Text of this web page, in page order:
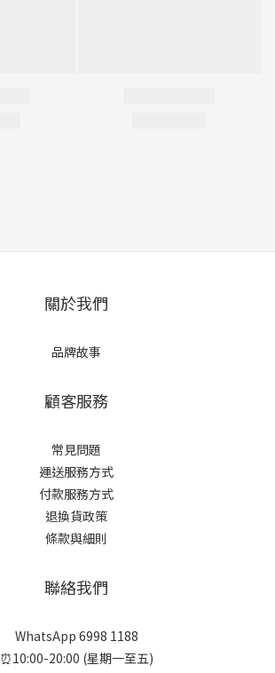
關於我們
品牌故事
顧客服務
常見問題
運送服務方式
付款服務方式
退換貨政策
條款與細則
聯絡我們
WhatsApp 6998 1188
⏰10:00-20:00 (星期一至五)